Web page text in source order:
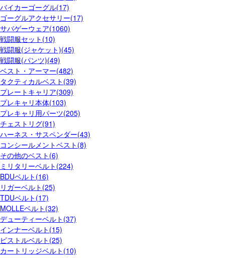
バイカーゴーグル(17)
ゴーグルアクセサリー(17)
サバゲーウェア(1060)
戦闘服セット(10)
戦闘服(ジャケット)(45)
戦闘服(パンツ)(49)
ベスト・アーマー(482)
タクティカルベスト(39)
プレートキャリア(309)
プレキャリ本体(103)
プレキャリ用パーツ(205)
チェストリグ(91)
ハーネス・サスペンダー(43)
コンシールメントベスト(8)
その他のベスト(6)
ミリタリーベルト(224)
BDUベルト(16)
リガーベルト(25)
TDUベルト(17)
MOLLEベルト(32)
デューティーベルト(37)
インナーベルト(15)
ピストルベルト(25)
カートリッジベルト(10)